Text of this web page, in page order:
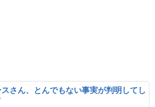
スさん、とんでもない事実が判明してし